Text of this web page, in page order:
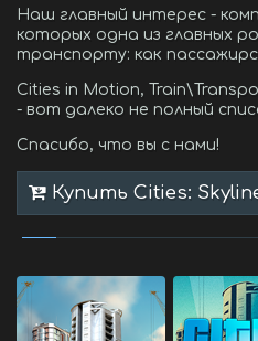
Наш главный интерес -
которых одна из главных
транспорту: как
Cities in Motion,
- вот далеко не полный
Спасибо, что вы с нами!
Купить Cities: